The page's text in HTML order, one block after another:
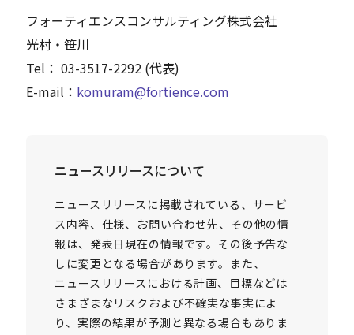
フォーティエンスコンサルティング株式会社
光村・笹川
Tel： 03-3517-2292 (代表)
E-mail： komuram@fortience.com
ニュースリリースについて
ニュースリリースに掲載されている、サービ
ス内容、仕様、お問い合わせ先、その他の情
報は、発表日現在の情報です。その後予告な
しに変更となる場合があります。また、
ニュースリリースにおける計画、目標などは
さまざまなリスクおよび不確実な事実によ
り、実際の結果が予測と異なる場合もありま